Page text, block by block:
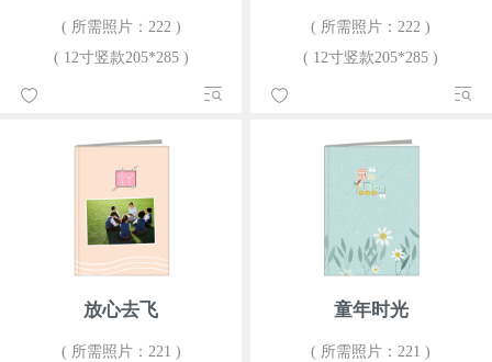
( 所需照片：222 )
( 12寸竖款205*285 )
( 所需照片：222 )
( 12寸竖款205*285 )
放心去飞
( 所需照片：221 )
童年时光
( 所需照片：221 )